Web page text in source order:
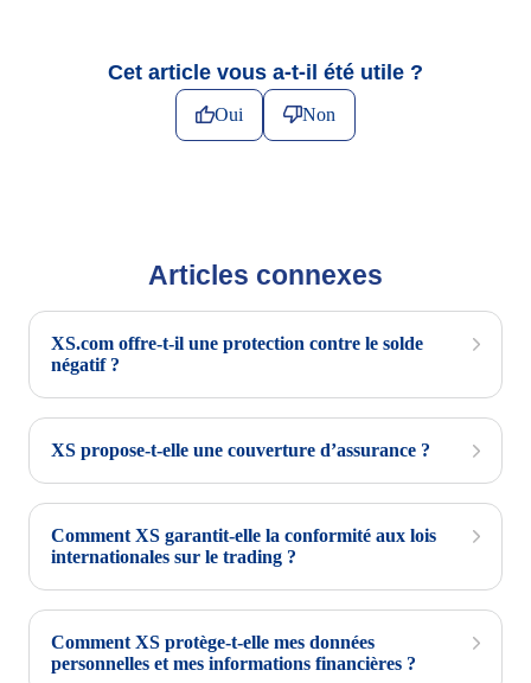
Cet article vous a-t-il été utile ?
Oui Non
Articles connexes
XS.com offre-t-il une protection contre le solde
négatif ?
XS propose-t-elle une couverture d’assurance ?
Comment XS garantit-elle la conformité aux lois
internationales sur le trading ?
Comment XS protège-t-elle mes données
personnelles et mes informations financières ?